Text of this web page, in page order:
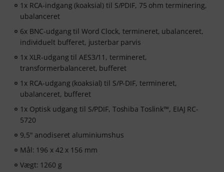
1x RCA-indgang (koaksial) til S/PDIF, 75 ohm terminering,
ubalanceret
6x BNC-udgang til Word Clock, termineret, ubalanceret,
individuelt bufferet, justerbar parvis
1x XLR-udgang til AES3/11, termineret,
transformerbalanceret, bufferet
1x RCA-udgang (koaksial) til S/P-DIF, termineret,
ubalanceret, bufferet
1x Optisk udgang til S/PDIF, Toshiba Toslink™, EIAJ RC-
5720
9,5" anodiseret aluminiumshus
Mål: 196 x 42 x 156 mm
Vægt: 1260 g